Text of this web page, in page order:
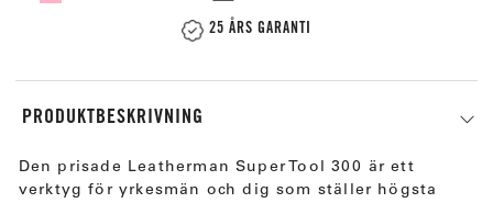
25 ÅRS GARANTI
PRODUKTBESKRIVNING
Den prisade Leatherman Super Tool 300 är ett
verktyg för yrkesmän och dig som ställer högsta